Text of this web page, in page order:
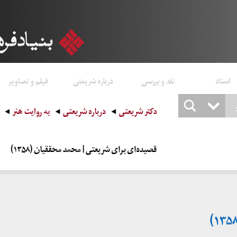
اسناد نقد و بررسی درباره شریعتی فیلم و تصاویر
دکتر شریعتی درباره شریعتی به روایت هنر
قصیده‌ای برای شریعتی | محمد محققیان (۱۳۵۸)